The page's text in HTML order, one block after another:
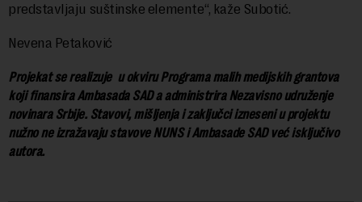
predstavljaju suštinske elemente“, kaže Subotić.
Nevena Petaković
Projekat se realizuje u okviru Programa malih medijskih grantova
koji finansira Ambasada SAD a administrira Nezavisno udruženje
novinara Srbije. Stavovi, mišljenja i zaključci izneseni u projektu
nužno ne izražavaju stavove NUNS i Ambasade SAD već isključivo
autora.